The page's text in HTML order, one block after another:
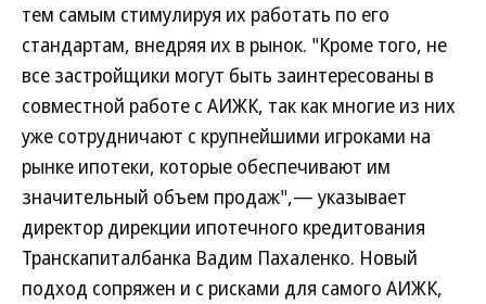
тем самым стимулируя их работать по его
стандартам, внедряя их в рынок. "Кроме того, не
все застройщики могут быть заинтересованы в
совместной работе с АИЖК, так как многие из них
уже сотрудничают с крупнейшими игроками на
рынке ипотеки, которые обеспечивают им
значительный объем продаж",— указывает
директор дирекции ипотечного кредитования
Транскапиталбанка Вадим Пахаленко. Новый
подход сопряжен и с рисками для самого АИЖК,